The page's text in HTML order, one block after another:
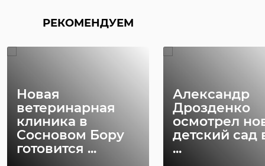
РЕКОМЕНДУЕМ
Новая
ветеринарная
клиника в
Сосновом Бору
готовится ...
Александр
Дрозденко
осмотрел
детский сад
...